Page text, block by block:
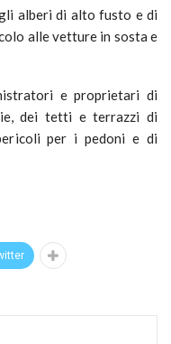
alberi di alto fusto e di
alle vetture in sosta e
e proprietari di
dei tetti e terrazzi di
per i pedoni e di